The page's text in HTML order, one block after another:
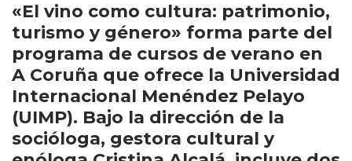
«El vino como cultura: patrimonio,
turismo y género» forma parte del
programa de cursos de verano en
A Coruña que ofrece la Universidad
Internacional Menéndez Pelayo
(UIMP). Bajo la dirección de la
socióloga, gestora cultural y